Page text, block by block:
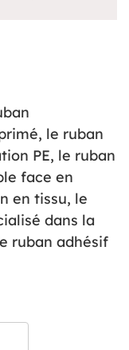
le ruban
PE, le ruban
face en
en tissu, le
dans la
ruban adhésif